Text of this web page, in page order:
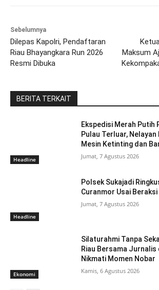
Sebelumnya
Dilepas Kapolri, Pendaftaran
Riau Bhayangkara Run 2026
Resmi Dibuka
Maksum
BERITA TERKAIT
Headline
Ekspedisi Merah Putih
Pulau Terluar, Nelayan
Mesin Ketinting dan
Jumat, 7 Agustus 2026
Headline
Polsek Sukajadi
Curanmor Usai Beraksi
Jumat, 7 Agustus 2026
Ekonomi
Silaturahmi Tanpa
Riau Bersama Jurnalis
Nikmati Momen Nobar
Kamis, 6 Agustus 2026